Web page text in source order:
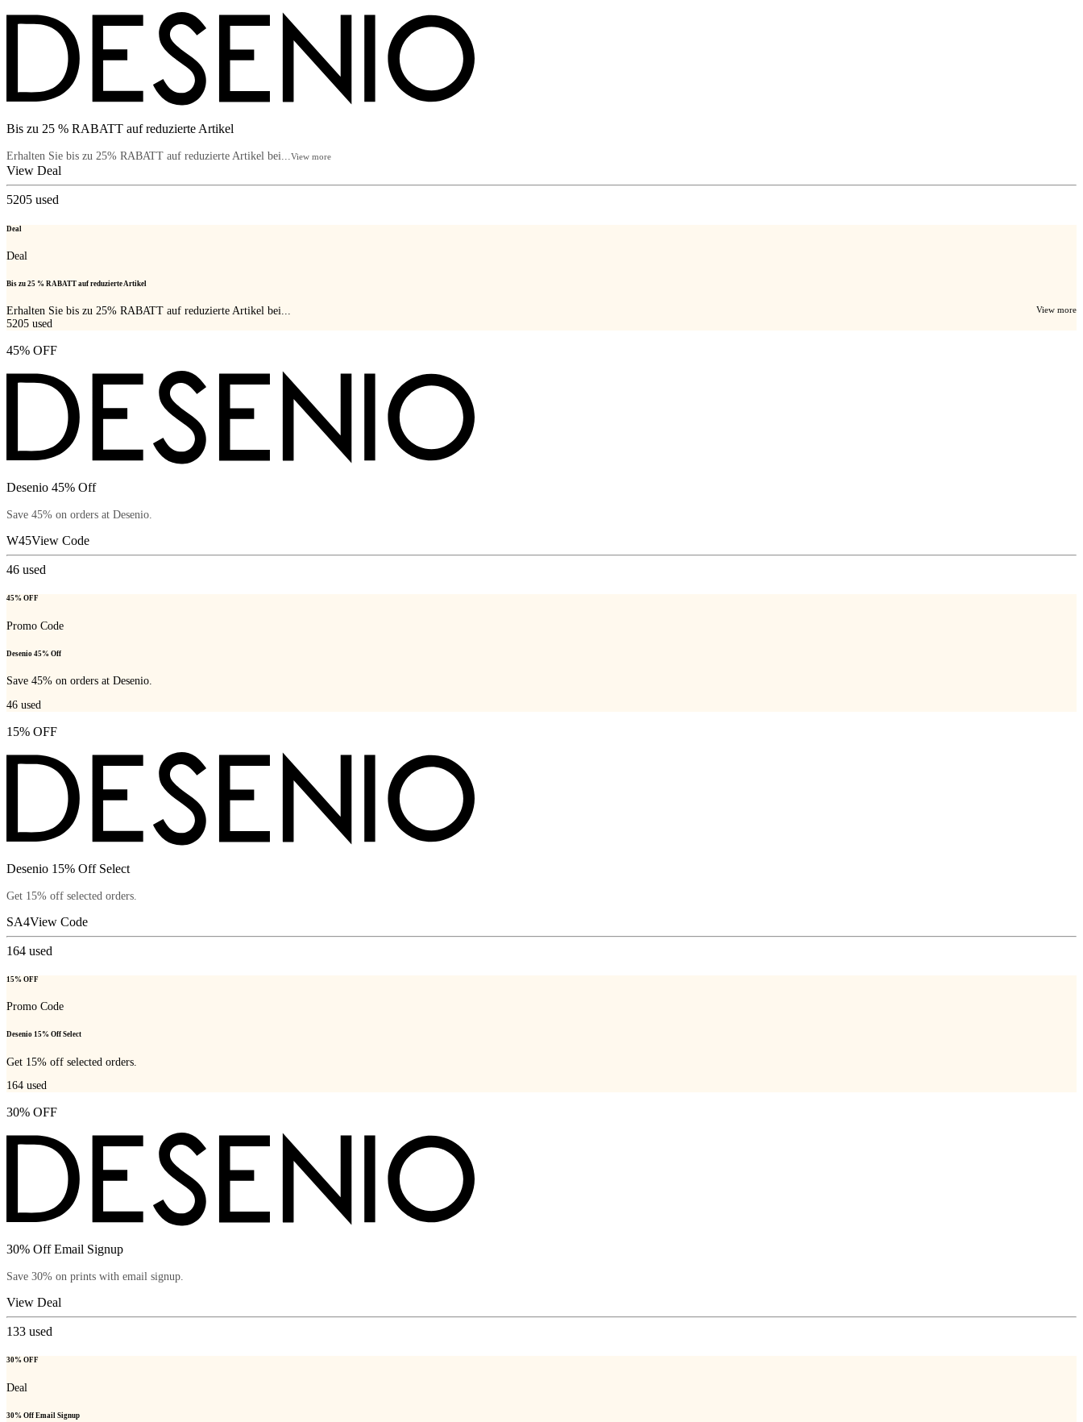
Bis zu 25 % RABATT auf reduzierte Artikel
Erhalten Sie bis zu 25% RABATT auf reduzierte Artikel bei...View more
View Deal
5205 used
Deal
Deal
Bis zu 25 % RABATT auf reduzierte Artikel
Erhalten Sie bis zu 25% RABATT auf reduzierte Artikel bei... View more
5205 used
45% OFF
Desenio 45% Off
Save 45% on orders at Desenio.
W45View Code
46 used
45% OFF
Promo Code
Desenio 45% Off
Save 45% on orders at Desenio.
46 used
15% OFF
Desenio 15% Off Select
Get 15% off selected orders.
SA4View Code
164 used
15% OFF
Promo Code
Desenio 15% Off Select
Get 15% off selected orders.
164 used
30% OFF
30% Off Email Signup
Save 30% on prints with email signup.
View Deal
133 used
30% OFF
Deal
30% Off Email Signup